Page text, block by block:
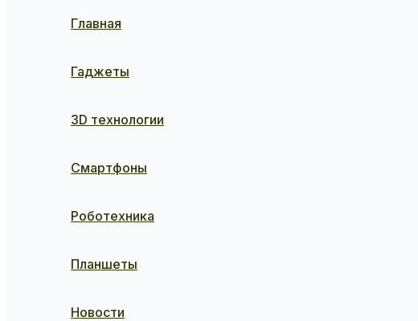
Главная
Гаджеты
3D технологии
Смартфоны
Роботехника
Планшеты
Новости